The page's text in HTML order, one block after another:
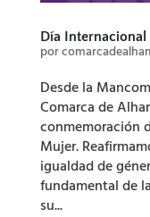
Día
por
Desde la
Comarca de
conmemoración
Mujer.
igualdad de
fundamental de
su...